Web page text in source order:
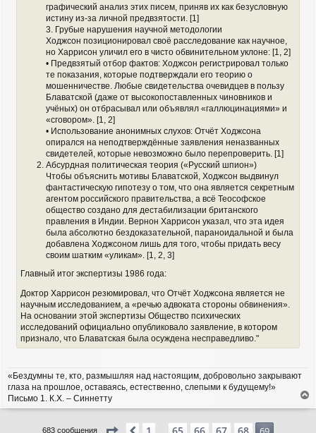
графический анализ этих писем, приняв их как безусловную
истину из-за личной предвзятости. [1]
3. Грубые нарушения научной методологии
Ходжсон позиционировал своё расследование как научное,
но Харрисон уличил его в чисто обвинительном уклоне: [1, 2]
• Предвзятый отбор фактов: Ходжсон регистрировал только
те показания, которые подтверждали его теорию о
мошенничестве. Любые свидетельства очевидцев в пользу
Блаватской (даже от высокопоставленных чиновников и
учёных) он отбрасывал или объявлял «галлюцинациями» и
«сговором». [1, 2]
• Использование анонимных слухов: Отчёт Ходжсона
опирался на неподтверждённые заявления неназванных
свидетелей, которые невозможно было перепроверить. [1]
Абсурдная политическая теория («Русский шпион»)
Чтобы объяснить мотивы Блаватской, Ходжсон выдвинул
фантастическую гипотезу о том, что она является секретным
агентом российского правительства, а всё Теософское
общество создано для дестабилизации британского
правления в Индии. Вернон Харрисон указал, что эта идея
была абсолютно бездоказательной, параноидальной и была
добавлена Ходжсоном лишь для того, чтобы придать весу
своим шатким «уликам». [1, 2, 3]
Главный итог экспертизы 1986 года:
Доктор Харрисон резюмировал, что Отчёт Ходжсона является не
научным исследованием, а «речью адвоката стороны обвинения».
На основании этой экспертизы Общество психических
исследований официально опубликовало заявление, в котором
признало, что Блаватская была осуждена несправедливо."
«Бездумны те, кто, размышляя над настоящим, добровольно закрывают
глаза на прошлое, оставаясь, естественно, слепыми к будущему!»
Письмо 1. К.Х. – Синнетту
е
683 сообщения Страница 69из69